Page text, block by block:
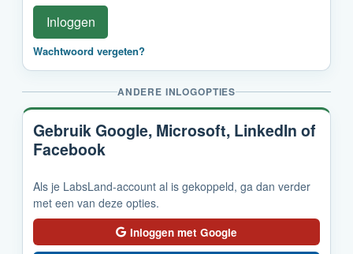
Inloggen
Wachtwoord vergeten?
ANDERE INLOGOPTIES
Gebruik Google, Microsoft, LinkedIn of
Facebook
Als je LabsLand-account al is gekoppeld, ga dan verder
met een van deze opties.
Inloggen met Google